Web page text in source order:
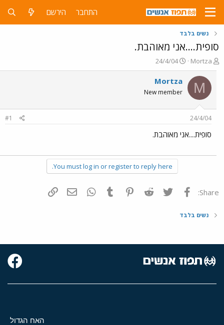
התחבר הירשם
נשים בלבד
סופית....אני מאוהבת.
פ
ו
ת
ח
ה
ש
א
Mortza
פ
ו
ר
ם
ר
24/4/04
M
Mortza
New member
24/4/04
#1
סופית....אני מאוהבת.
You must log in or register to reply here.
Share: פייסבוק Twitter
Reddit
Pinterest
Tumblr
WhatsAppדואר אלקטרוני
נשים בלבד
האח הגדול